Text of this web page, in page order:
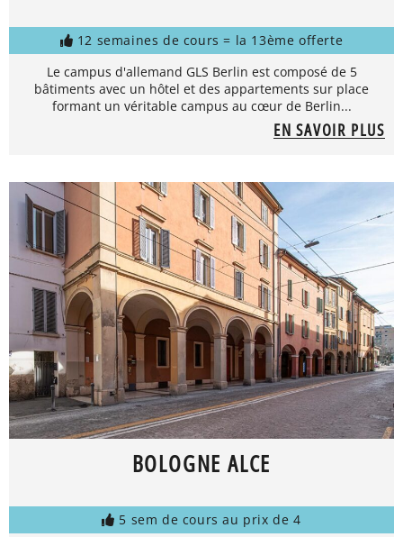
12 semaines de cours = la 13ème offerte
Le campus d'allemand GLS Berlin est composé de 5
bâtiments avec un hôtel et des appartements sur place
formant un véritable campus au cœur de Berlin...
EN SAVOIR PLUS
BOLOGNE ALCE
5 sem de cours au prix de 4